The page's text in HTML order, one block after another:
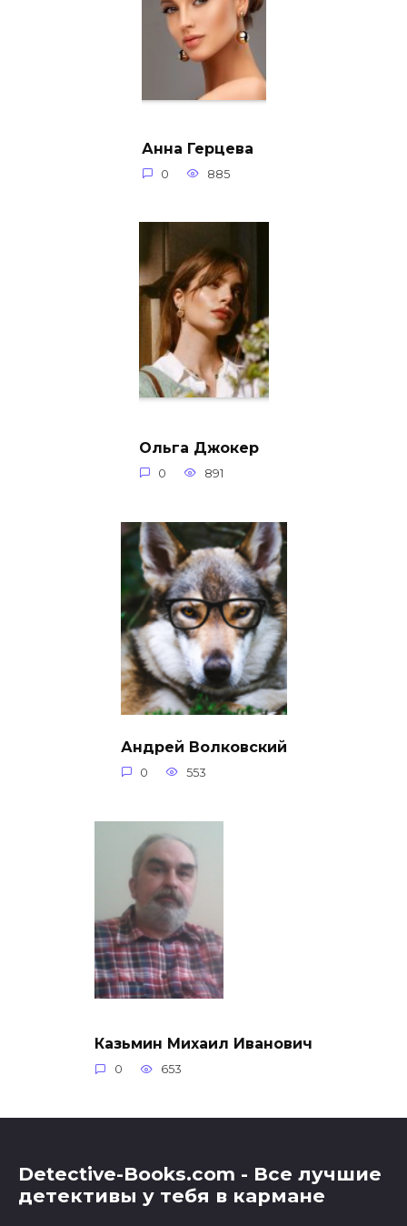
Анна Герцева
0 885
Ольга Джокер
0 891
Андрей Волковский
0 553
Казьмин Михаил Иванович
0 653
Detective-Books.com - Все лучшие
детективы у тебя в кармане